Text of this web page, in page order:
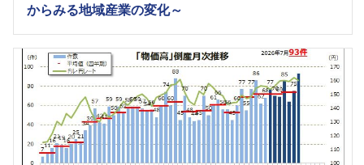
からみる地域産業の変化～